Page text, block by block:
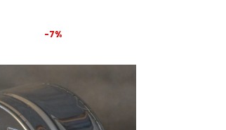
-7%